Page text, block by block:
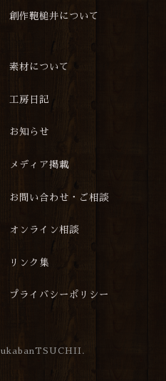
創作鞄槌井について
素材について
工房日記
お知らせ
メディア掲載
お問い合わせ・ご相談
オンライン相談
リンク集
プライバシーポリシー